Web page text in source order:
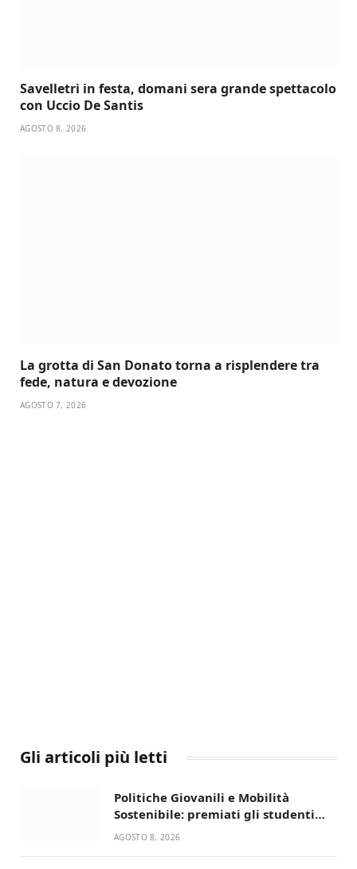
Savelletri in festa, domani sera grande spettacolo
con Uccio De Santis
AGOSTO 8, 2026
La grotta di San Donato torna a risplendere tra
fede, natura e devozione
AGOSTO 7, 2026
Gli articoli più letti
Politiche Giovanili e Mobilità
Sostenibile: premiati gli studenti
universitari del bando “La strada
AGOSTO 8, 2026